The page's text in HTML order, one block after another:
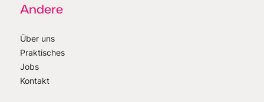
Andere
Über uns
Praktisches
Jobs
Kontakt